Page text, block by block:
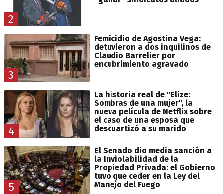
2
3
Femicidio de Agostina Vega:
detuvieron a dos inquilinos de
Claudio Barrelier por
encubrimiento agravado
4
La historia real de "Elize:
Sombras de una mujer", la
nueva película de Netflix sobre
el caso de una esposa que
descuartizó a su marido
5
El Senado dio media sanción a
la Inviolabilidad de la
Propiedad Privada: el Gobierno
tuvo que ceder en la Ley del
Manejo del Fuego